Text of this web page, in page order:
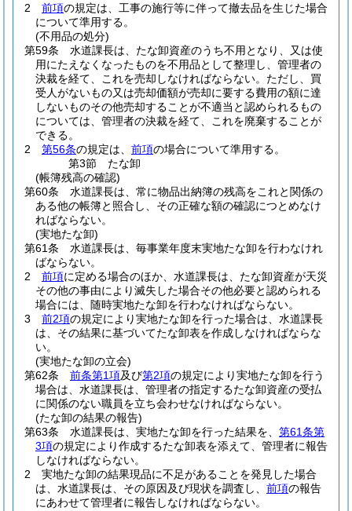
2
前項の規定は、工事の施行等に伴って撤去品を生じた場合
について準用する。
(不用品の処分)
第59条
水道課長は、たな卸資産のうち不用となり、又は使
用にたえなくなったものを不用品として整理し、管理者の
決裁を経て、これを売却しなければならない。 ただし、買
受人がないもの又は売却価額が売却に要する費用の額に達
しないものその他売却することが不適当と認められるもの
については、管理者の決裁を経て、これを廃棄することが
できる。
2
第56条の規定は、 前項の場合について準用する。
第3節
たな卸
(帳簿残高の確認)
第60条
水道課長は、常に物品出納簿の残高をこれと関係の
ある他の帳簿と照合し、その正確な額の確認につとめなけ
ればならない。
(実地たな卸)
第61条
水道課長は、毎事業年度末実地たな卸を行わなけれ
ばならない。
2
前項に定める場合のほか、水道課長は、たな卸資産が天災
その他の事由により滅失した場合その他必要と認められる
場合には、随時実地たな卸を行わなければならない。
3
前2項の規定により実地たな卸を行った場合は、水道課長
は、その結果に基づいてたな卸表を作成しなければならな
い。
(実地たな卸の立会)
第62条
前条第1項及び第2項の規定により実地たな卸を行う
場合は、水道課長は、管理者の指定するたな卸資産の受払
に関係のない職員を立ち会わせなければならない。
(たな卸の結果の報告)
第63条
水道課長は、実地たな卸を行った結果を、 第61条第
3項の規定により作成するたな卸表を添えて、管理者に報告
しなければならない。
2
実地たな卸の結果現品に不足があることを発見した場合
は、水道課長は、その原因及び現状を調査し、 前項の報告
にあわせて管理者に報告しなければならない。